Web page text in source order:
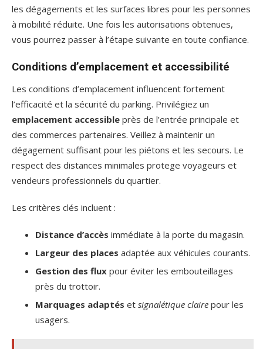
les dégagements et les surfaces libres pour les personnes
à mobilité réduite. Une fois les autorisations obtenues,
vous pourrez passer à l’étape suivante en toute confiance.
Conditions d’emplacement et accessibilité
Les conditions d’emplacement influencent fortement
l’efficacité et la sécurité du parking. Privilégiez un
emplacement accessible près de l’entrée principale et
des commerces partenaires. Veillez à maintenir un
dégagement suffisant pour les piétons et les secours. Le
respect des distances minimales protege voyageurs et
vendeurs professionnels du quartier.
Les critères clés incluent :
Distance d’accès immédiate à la porte du magasin.
Largeur des places adaptée aux véhicules courants.
Gestion des flux pour éviter les embouteillages
près du trottoir.
Marquages adaptés et signalétique claire pour les
usagers.